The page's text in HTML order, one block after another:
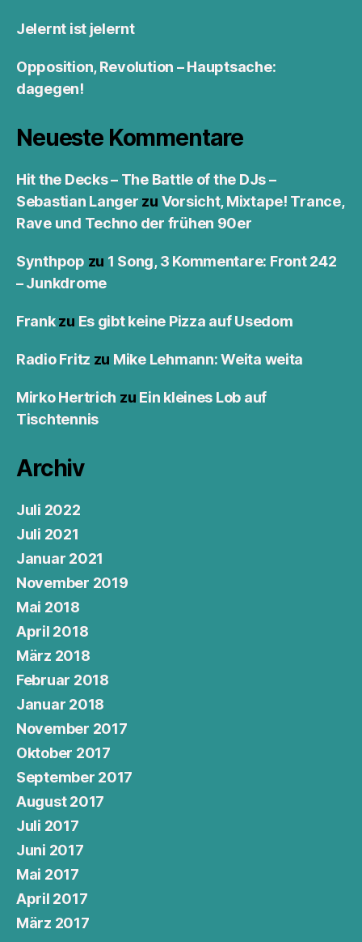
Jelernt ist jelernt
Opposition, Revolution – Hauptsache:
dagegen!
Neueste Kommentare
Hit the Decks – The Battle of the DJs –
Sebastian Langer zu Vorsicht, Mixtape! Trance,
Rave und Techno der frühen 90er
Synthpop zu 1 Song, 3 Kommentare: Front 242
– Junkdrome
Frankzu Es gibt keine Pizza auf Usedom
Radio Fritz zu Mike Lehmann: Weita weita
Mirko Hertrich zu Ein kleines Lob auf
Tischtennis
Archiv
Juli 2022
Juli 2021
Januar 2021
November 2019
Mai 2018
April 2018
März 2018
Februar 2018
Januar 2018
November 2017
Oktober 2017
September 2017
August 2017
Juli 2017
Juni 2017
Mai 2017
April 2017
März 2017